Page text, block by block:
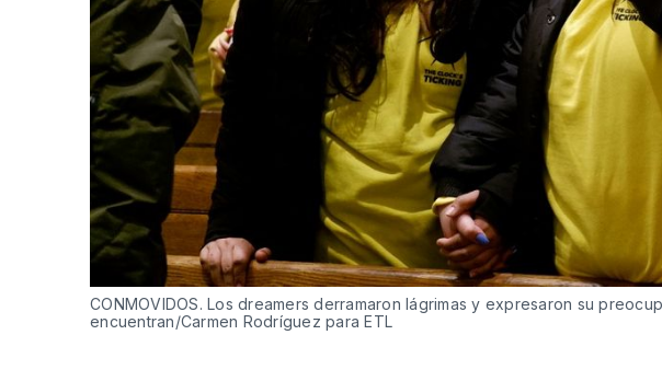
CONMOVIDOS. Los dreamers derramaron lágrimas y expresaron su
encuentran/Carmen Rodríguez para ETL